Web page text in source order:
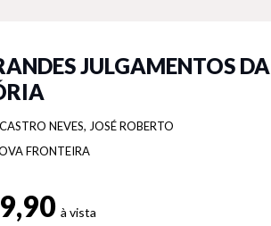
JULGAMENTOS DA
NEVES, JOSÉ ROBERTO
FRONTEIRA